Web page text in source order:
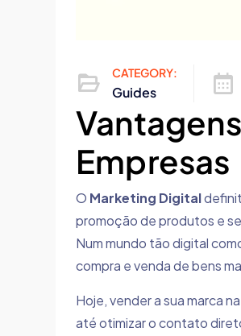
CATEGORY:
Guides
Empresas
O Marketing Digital
promoção de produtos e
Num mundo tão digital
compra e venda de bens
Hoje, vender a sua marca
até otimizar o contato